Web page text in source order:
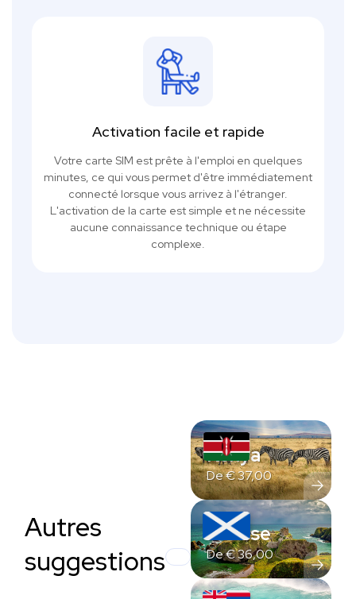
Activation facile et rapide
Votre carte SIM est prête à l'emploi en quelques
minutes, ce qui vous permet d'être immédiatement
connecté lorsque vous arrivez à l'étranger.
L'activation de la carte est simple et ne nécessite
aucune connaissance technique ou étape
complexe.
Autres
suggestions
Kenya
De€37,00
Écosse
De€36,00